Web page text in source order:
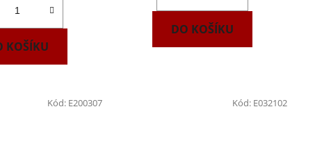
KOŠÍKU
DO KOŠÍKU
Kód: E200307 Kód: E032102